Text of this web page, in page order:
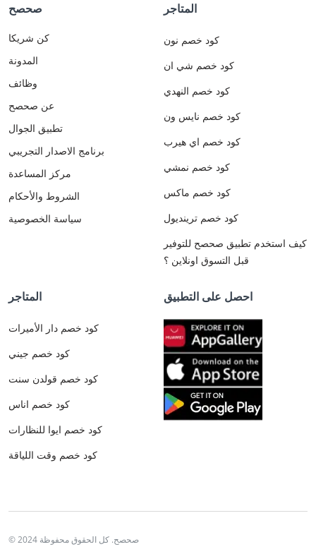
صحصح
كن شريكا
المدونة
وظائف
عن صحصح
تطبيق الجوال
برنامج الاصدار التجريبي
مركز المساعدة
الشروط والأحكام
سياسة الخصوصية
المتاجر
كود خصم نون
كود خصم شي ان
كود خصم النهدي
كود خصم نايس ون
كود خصم اي هيرب
كود خصم نمشي
كود خصم ماكس
كود خصم ترينديول
كيف استخدم تطبيق صحصح للتوفير
قبل التسوق اونلاين ؟
المتاجر
كود خصم دار الأميرات
كود خصم جيني
كود خصم قولدن سنت
كود خصم اناس
كود خصم ايوا للنظارات
كود خصم وقت اللياقة
احصل على التطبيق
© 2024 صحصح. كل الحقوق محفوظة